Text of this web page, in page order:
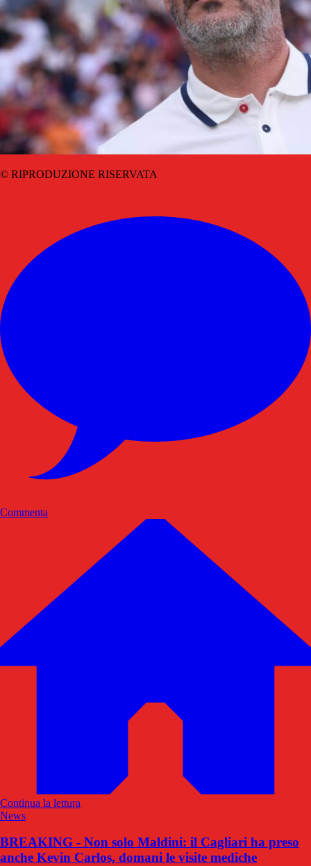
© RIPRODUZIONE RISERVATA
Commenta
Continua la lettura
News
BREAKING - Non solo Maldini: il Cagliari ha preso
anche Kevin Carlos, domani le visite mediche